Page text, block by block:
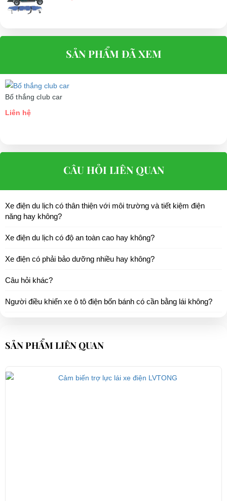
SẢN PHẨM ĐÃ XEM
Bố thắng club car
Liên hệ
CÂU HỎI LIÊN QUAN
Xe điện du lịch có thân thiện với môi trường và tiết kiệm điện
năng hay không?
Xe điện du lịch có độ an toàn cao hay không?
Xe điện có phải bảo dưỡng nhiều hay không?
Câu hỏi khác?
Người điều khiển xe ô tô điện bốn bánh có cần bằng lái không?
SẢN PHẨM LIÊN QUAN